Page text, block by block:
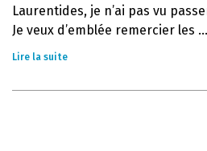
Laurentides, je n’ai pas vu
Je veux d’emblée remercier les ...
Lire la suite